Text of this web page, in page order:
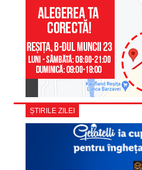
ȘTIRILE ZILEI